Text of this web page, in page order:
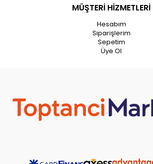
MÜŞTERİ HİZMETLERİ
Hesabım
Siparişlerim
Sepetim
Üye Ol